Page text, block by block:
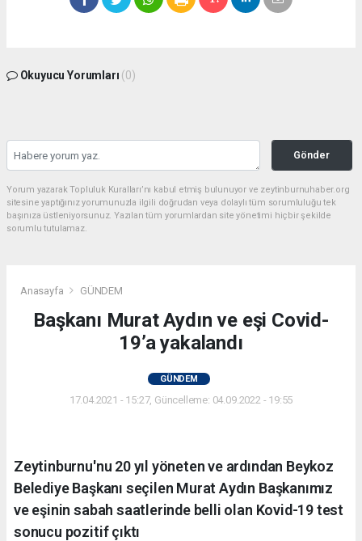
Okuyucu Yorumları (0)
Gönder
Yorum yazarak Topluluk Kuralları’nı kabul etmiş bulunuyor ve zeytinburnuhaber.org
sitesine yaptığınız yorumunuzla ilgili doğrudan veya dolaylı tüm sorumluluğu tek
başınıza üstleniyorsunuz. Yazılan tüm yorumlardan site yönetimi hiçbir şekilde
sorumlu tutulamaz.
Anasayfa GÜNDEM
Başkanı Murat Aydın ve eşi Covid-
19’a yakalandı
GÜNDEM
17.04.2021 - 15:27, Güncelleme: 04.09.2022 - 19:55
Zeytinburnu'nu 20 yıl yöneten ve ardından Beykoz
Belediye Başkanı seçilen Murat Aydın Başkanımız
ve eşinin sabah saatlerinde belli olan Kovid-19 test
sonucu pozitif çıktı